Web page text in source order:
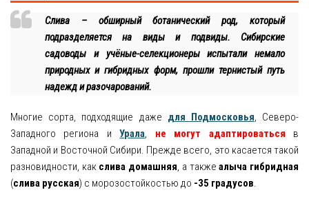
Слива – обширный ботанический род, который
подразделяется на виды и подвиды. Сибирские
садоводы и учёные-селекционеры испытали немало
природных и гибридных форм, прошли тернистый путь
надежд и разочарований.
Многие сорта, подходящие даже для Подмосковья , Северо-
Западного региона иУрала не могут адаптироваться в
Западной и Восточной Сибири. Прежде всего, это касается такой
разновидности, как слива домашняя , а такжеалыча гибридная
(слива русская) с морозостойкостью до -35 градусов